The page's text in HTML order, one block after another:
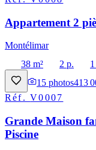
Appartement 2
Montélimar
38 m²
2 p.
15 photos413
Réf.V0007
Grande Maison
Piscine